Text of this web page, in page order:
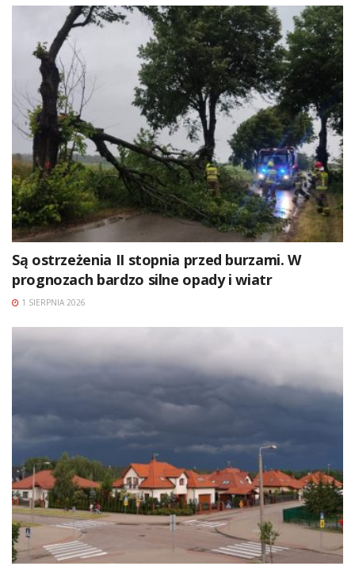
Są ostrzeżenia II stopnia przed burzami. W
prognozach bardzo silne opady i wiatr
1 SIERPNIA 2026